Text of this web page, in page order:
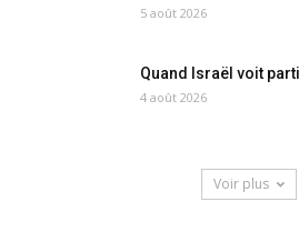
5 août 2026
Quand Israël voit
4 août 2026
Voir plus